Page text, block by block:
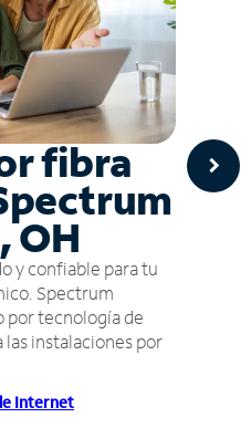
fibra
OH
y confiable para tu
Spectrum
por tecnología de
instalaciones por
Internet